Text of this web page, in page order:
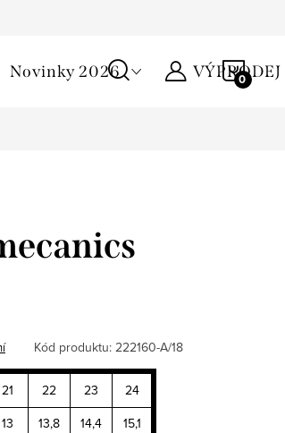
Novinky 2026 VÝPRODEJ
Kód produktu: 222160-A/18
21 22 23
24
13 13,8 14,4
15,1